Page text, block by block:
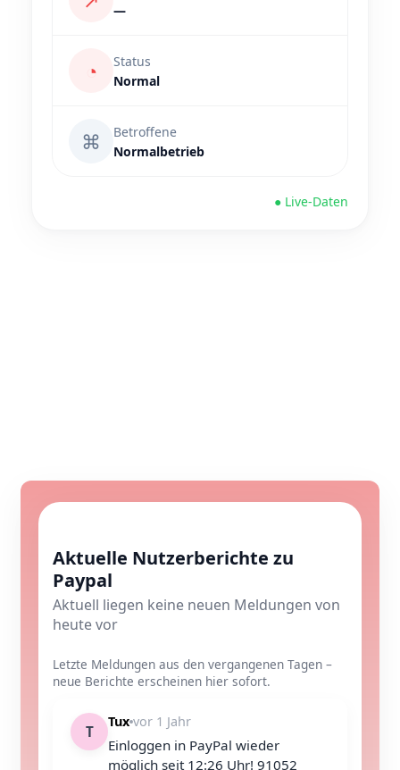
—
◔
Status
Normal
⌘
Betroffene
Normalbetrieb
● Live-Daten
Aktuelle Nutzerberichte zu
Paypal
Aktuell liegen keine neuen Meldungen von
heute vor
Letzte Meldungen aus den vergangenen Tagen –
neue Berichte erscheinen hier sofort.
T
Tux vor 1 Jahr
Einloggen in PayPal wieder
möglich seit 12:26 Uhr! 91052